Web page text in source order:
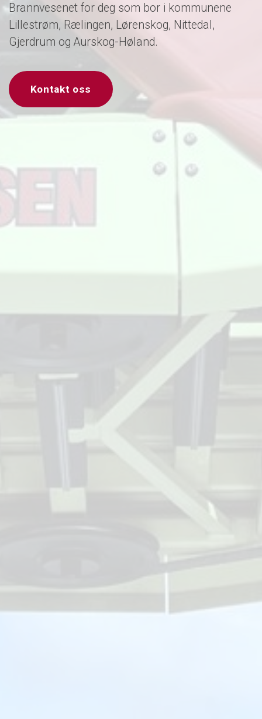
Brannvesenet for deg som bor i kommunene
Lillestrøm, Rælingen, Lørenskog, Nittedal,
Gjerdrum og Aurskog-Høland.
Kontakt oss